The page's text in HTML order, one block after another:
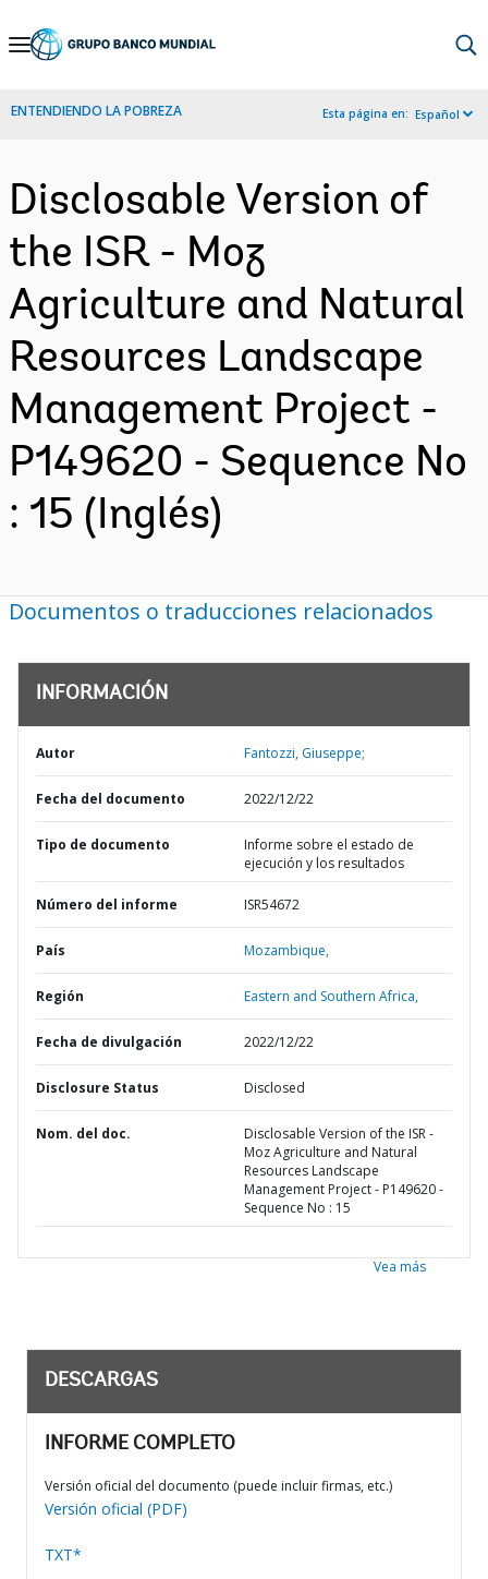
Skip
Navigation
ENTENDIENDO LA POBREZA Esta página en: Español
Disclosable Version of
the ISR - Moz
Agriculture and Natural
Resources Landscape
Management Project -
P149620 - Sequence No
: 15 (Inglés)
Documentos o traducciones relacionados
INFORMACIÓN
Autor Fantozzi, Giuseppe;
Fecha del documento 2022/12/22
Tipo de documento
Informe sobre el estado de
ejecución y los resultados
Número del informe ISR54672
País Mozambique,
Región Eastern and Southern Africa,
Fecha de divulgación 2022/12/22
Disclosure Status Disclosed
Nom. del doc.
Disclosable Version of the ISR -
Moz Agriculture and Natural
Resources Landscape
Management Project - P149620 -
Sequence No : 15
Vea más
DESCARGAS
INFORME COMPLETO
Versión oficial del documento (puede incluir firmas, etc.)
Versión oficial (PDF)
TXT*